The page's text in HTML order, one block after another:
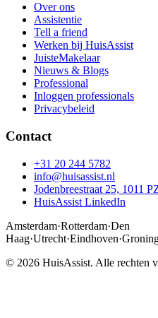
Over ons
Assistentie
Tell a friend
Werken bij HuisAssist
JuisteMakelaar
Nieuws & Blogs
Professional
Inloggen professionals
Privacybeleid
Contact
+31 20 244 5782
info@huisassist.nl
Jodenbreestraat 25, 1011
HuisAssist LinkedIn
Amsterdam·Rotterdam·Den
Haag·Utrecht·Eindhoven·
© 2026 HuisAssist. Alle rechten